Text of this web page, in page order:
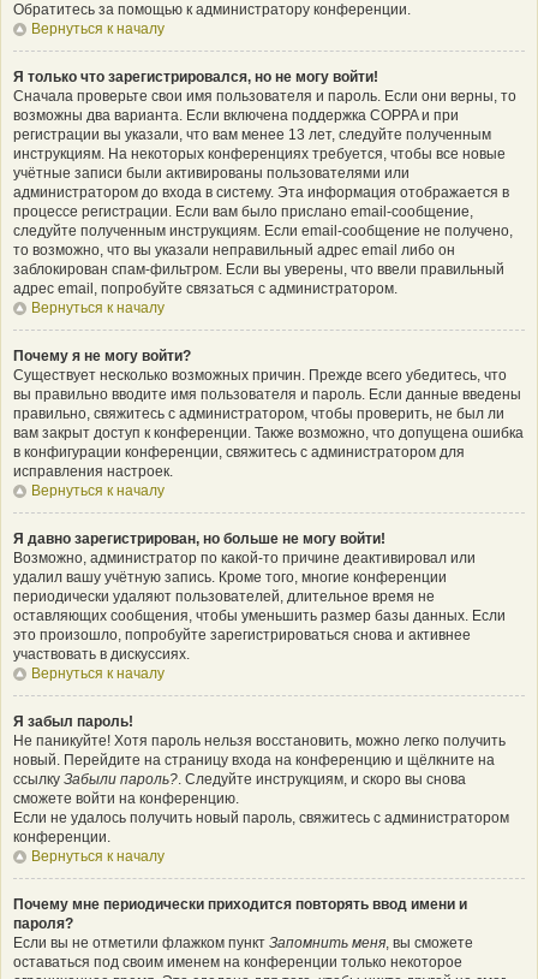
Обратитесь за помощью к администратору конференции.
Вернуться к началу
Я только что зарегистрировался, но не могу войти!
Сначала проверьте свои имя пользователя и пароль. Если они верны, то
возможны два варианта. Если включена поддержка COPPA и при
регистрации вы указали, что вам менее 13 лет, следуйте полученным
инструкциям. На некоторых конференциях требуется, чтобы все новые
учётные записи были активированы пользователями или
администратором до входа в систему. Эта информация отображается в
процессе регистрации. Если вам было прислано email-сообщение,
следуйте полученным инструкциям. Если email-сообщение не получено,
то возможно, что вы указали неправильный адрес email либо он
заблокирован спам-фильтром. Если вы уверены, что ввели правильный
адрес email, попробуйте связаться с администратором.
Вернуться к началу
Почему я не могу войти?
Существует несколько возможных причин. Прежде всего убедитесь, что
вы правильно вводите имя пользователя и пароль. Если данные введены
правильно, свяжитесь с администратором, чтобы проверить, не был ли
вам закрыт доступ к конференции. Также возможно, что допущена ошибка
в конфигурации конференции, свяжитесь с администратором для
исправления настроек.
Вернуться к началу
Я давно зарегистрирован, но больше не могу войти!
Возможно, администратор по какой-то причине деактивировал или
удалил вашу учётную запись. Кроме того, многие конференции
периодически удаляют пользователей, длительное время не
оставляющих сообщения, чтобы уменьшить размер базы данных. Если
это произошло, попробуйте зарегистрироваться снова и активнее
участвовать в дискуссиях.
Вернуться к началу
Я забыл пароль!
Не паникуйте! Хотя пароль нельзя восстановить, можно легко получить
новый. Перейдите на страницу входа на конференцию и щёлкните на
ссылку Забыли пароль?. Следуйте инструкциям, и скоро вы снова
сможете войти на конференцию.
Если не удалось получить новый пароль, свяжитесь с администратором
конференции.
Вернуться к началу
Почему мне периодически приходится повторять ввод имени и
пароля?
Если вы не отметили флажком пункт Запомнить меня, вы сможете
оставаться под своим именем на конференции только некоторое